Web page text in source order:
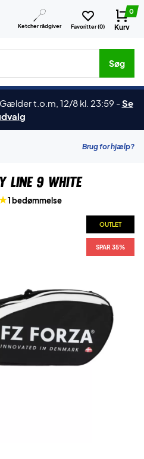
Ketcher rådgiver Favoritter (0)
0
Kurv
mærker etc.
Søg
Gælder t.o.m, 12/8 kl. 23:59 -Se
Brug for hjælp?
Line 9 White
1 bedømmelse
OUTLET
SPAR 35%
OUTLET
SPAR 35%
OUTLET
SPAR 35%
OUTLET
SPAR 35%